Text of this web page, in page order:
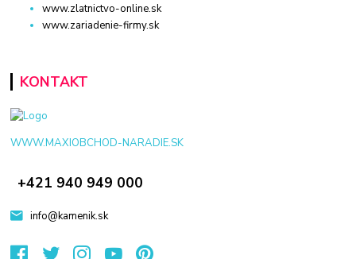
www.zlatnictvo-online.sk
www.zariadenie-firmy.sk
KONTAKT
WWW.MAXIOBCHOD-NARADIE.SK
+421 940 949 000
info@kamenik.sk